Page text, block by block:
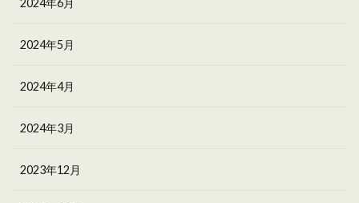
2024年5月
2024年4月
2024年3月
2023年12月